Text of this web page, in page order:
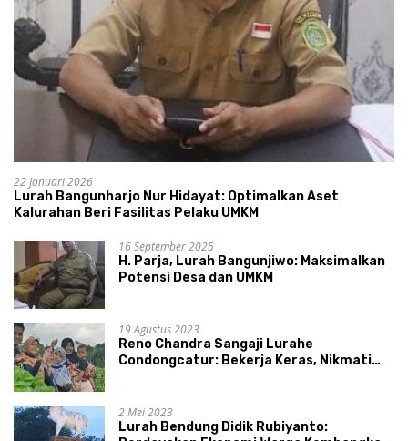
22 Januari 2026
Lurah Bangunharjo Nur Hidayat: Optimalkan Aset
Kalurahan Beri Fasilitas Pelaku UMKM
16 September 2025
H. Parja, Lurah Bangunjiwo: Maksimalkan
Potensi Desa dan UMKM
19 Agustus 2023
Reno Chandra Sangaji Lurahe
Condongcatur: Bekerja Keras, Nikmati
2 Mei 2023
Lurah Bendung Didik Rubiyanto: